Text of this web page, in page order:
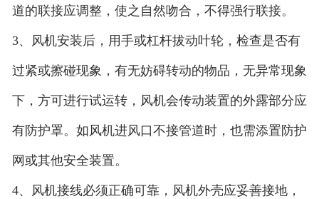
道的联接应调整，使之自然吻合，不得强行联接。
3、风机安装后，用手或杠杆拔动叶轮，检查是否有
过紧或擦碰现象，有无妨碍转动的物品，无异常现象
下，方可进行试运转，风机会传动装置的外露部分应
有防护罩。如风机进风口不接管道时，也需添置防护
网或其他安全装置。
4、风机接线必须正确可靠，风机外壳应妥善接地，